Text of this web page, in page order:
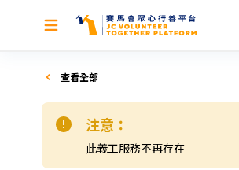
查看全部
注意：
此義工服務不再存在